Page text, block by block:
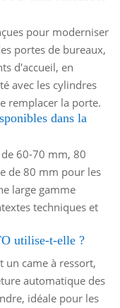
pour moderniser
portes de bureaux,
d'accueil, en
avec les cylindres
remplacer la porte.
dans la
de 60-70 mm, 80
de 80 mm pour les
large gamme
techniques et
utilise-t-elle ?
un came à ressort,
automatique des
idéale pour les